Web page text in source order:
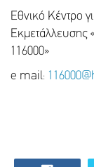
Εθνικό Κέντρο
Εκμετάλλευσης
116000»
e mail: